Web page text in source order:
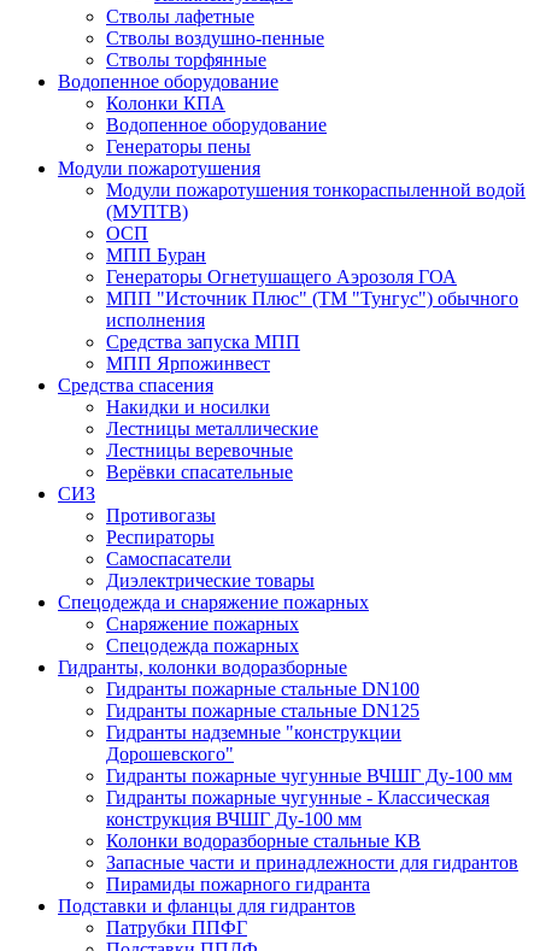
Стволы лафетные
Стволы воздушно-пенные
Стволы торфянные
Водопенное оборудование
Колонки КПА
Водопенное оборудование
Генераторы пены
Модули пожаротушения
Модули пожаротушения тонкораспыленной водой
(МУПТВ)
ОСП
МПП Буран
Генераторы Огнетушащего Аэрозоля ГОА
МПП "Источник Плюс" (ТМ "Тунгус") обычного
исполнения
Средства запуска МПП
МПП Ярпожинвест
Средства спасения
Накидки и носилки
Лестницы металлические
Лестницы веревочные
Верёвки спасательные
СИЗ
Противогазы
Респираторы
Самоспасатели
Диэлектрические товары
Спецодежда и снаряжение пожарных
Снаряжение пожарных
Спецодежда пожарных
Гидранты, колонки водоразборные
Гидранты пожарные стальные DN100
Гидранты пожарные стальные DN125
Гидранты надземные "конструкции
Дорошевского"
Гидранты пожарные чугунные ВЧШГ Ду-100 мм
Гидранты пожарные чугунные - Классическая
конструкция ВЧШГ Ду-100 мм
Колонки водоразборные стальные КВ
Запасные части и принадлежности для гидрантов
Пирамиды пожарного гидранта
Подставки и фланцы для гидрантов
Патрубки ППФГ